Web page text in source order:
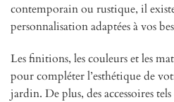
contemporain ou rustique, il
personnalisation adaptées à vos
Les finitions, les couleurs et les
pour compléter l’esthétique de
jardin. De plus, des accessoires